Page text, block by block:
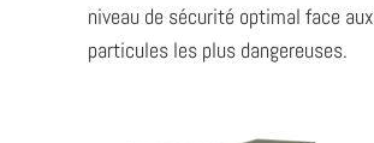
niveau de sécurité optimal face aux
particules les plus dangereuses.